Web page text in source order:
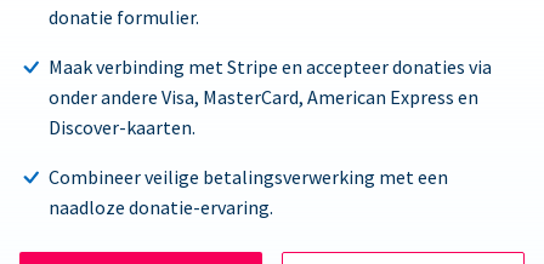
donatie formulier.
Maak verbinding met Stripe en accepteer donaties via
onder andere Visa, MasterCard, American Express en
Discover-kaarten.
Combineer veilige betalingsverwerking met een
naadloze donatie-ervaring.